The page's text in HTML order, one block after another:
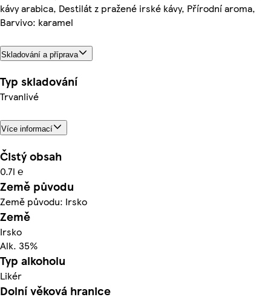
kávy arabica, Destilát z pražené irské kávy, Přírodní aroma,
Barvivo: karamel
Skladování a příprava
Typ skladování
Trvanlivé
Více informací
Čistý obsah
0.7l ℮
Země původu
Země původu: Irsko
Země
Irsko
Alk. 35%
Typ alkoholu
Likér
Dolní věková hranice